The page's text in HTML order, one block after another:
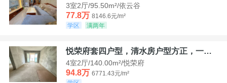
3室2厅/95.50m²/依云谷
77.8万 8146.6元/m²
学区
满两年
悦荣府套四户型，清水房户型方正，一口价94，8
4室2厅/140.00m²/悦荣府
94.8万 6771.43元/m²